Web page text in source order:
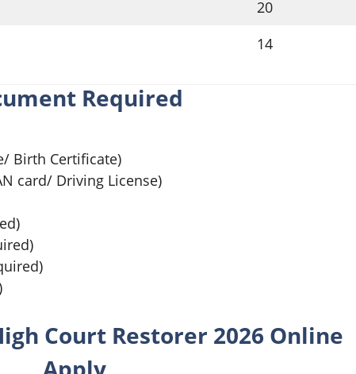
20
14
Required
Birth Certificate)
card/ Driving License)
Court Restorer 2026 Online